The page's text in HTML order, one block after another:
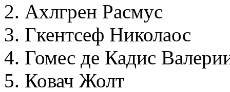
2. Ахлгрен Расмус
3. Гкентсеф Николаос
4. Гомес де Кадис
5. Ковач Жолт